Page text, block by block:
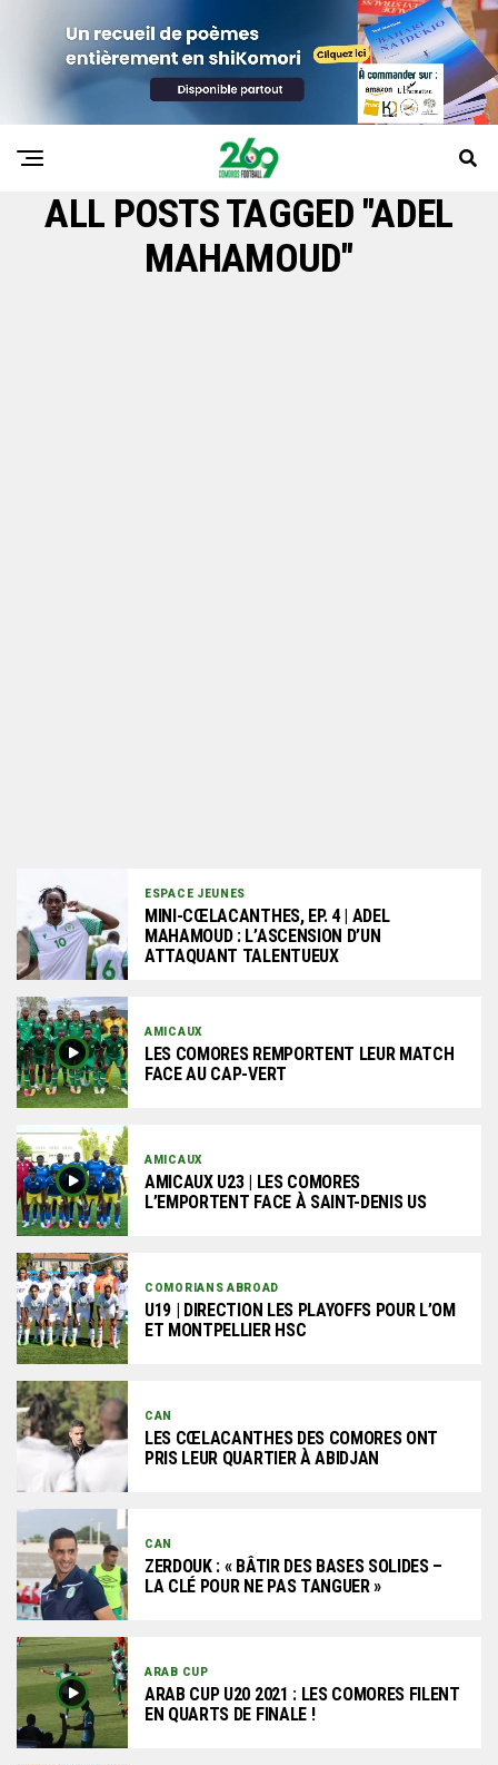
ALL POSTS TAGGED "ADEL
MAHAMOUD"
ESPACE JEUNES
MINI-CŒLACANTHES, EP. 4 | ADEL
MAHAMOUD : L’ASCENSION D’UN
ATTAQUANT TALENTUEUX
AMICAUX
LES COMORES REMPORTENT LEUR MATCH
FACE AU CAP-VERT
AMICAUX
AMICAUX U23 | LES COMORES
L’EMPORTENT FACE À SAINT-DENIS US
COMORIANS ABROAD
U19 | DIRECTION LES PLAYOFFS POUR L’OM
ET MONTPELLIER HSC
CAN
LES CŒLACANTHES DES COMORES ONT
PRIS LEUR QUARTIER À ABIDJAN
CAN
ZERDOUK : « BÂTIR DES BASES SOLIDES –
LA CLÉ POUR NE PAS TANGUER »
ARAB CUP
ARAB CUP U20 2021 : LES COMORES FILENT
EN QUARTS DE FINALE !